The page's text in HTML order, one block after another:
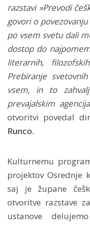
razstavi »Prevodi
govori o
po vsem svetu dali
dostop do
literarnih,
Prebiranje
vsem, in to
prevajalskim
otvoritvi povedal
Runco.
Kulturnemu
projektov Osrednje
saj je župane
otvoritve razstave
ustanove